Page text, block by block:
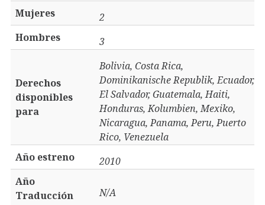
Mujeres
2
Hombres
3
Derechos
disponibles
para
Bolivia, Costa Rica,
Dominikanische Republik, Ecuador,
El Salvador, Guatemala, Haiti,
Honduras, Kolumbien, Mexiko,
Nicaragua, Panama, Peru, Puerto
Rico, Venezuela
Año estreno
2010
Año
Traducción
N/A